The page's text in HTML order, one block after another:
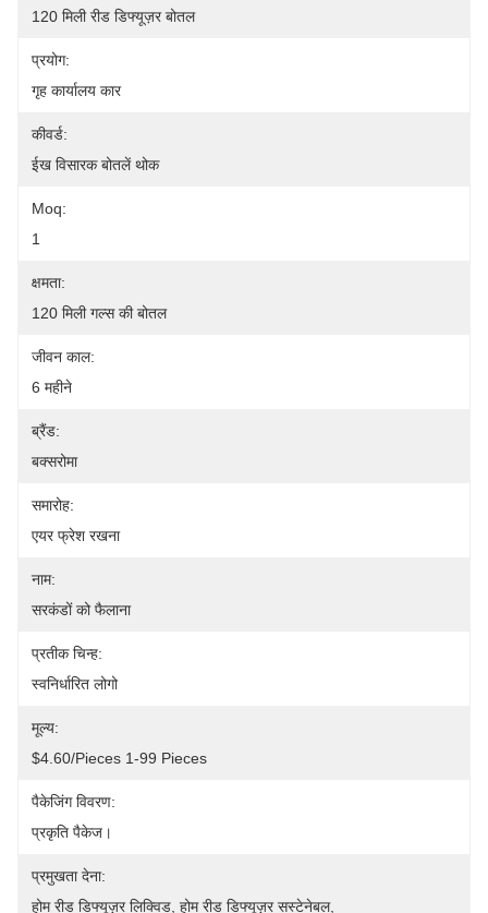
120 मिली रीड डिफ्यूज़र बोतल
प्रयोग:
गृह कार्यालय कार
कीवर्ड:
ईख विसारक बोतलें थोक
Moq:
1
क्षमता:
120 मिली गल्स की बोतल
जीवन काल:
6 महीने
ब्रैंड:
बक्सरोमा
समारोह:
एयर फ्रेश रखना
नाम:
सरकंडों को फैलाना
प्रतीक चिन्ह:
स्वनिर्धारित लोगो
मूल्य:
$4.60/pieces 1-99 Pieces
पैकेजिंग विवरण:
प्रकृति पैकेज।
प्रमुखता देना:
होम रीड डिफ्यूज़र लिक्विड होम रीड डिफ्यूज़र सस्टेनेबल,